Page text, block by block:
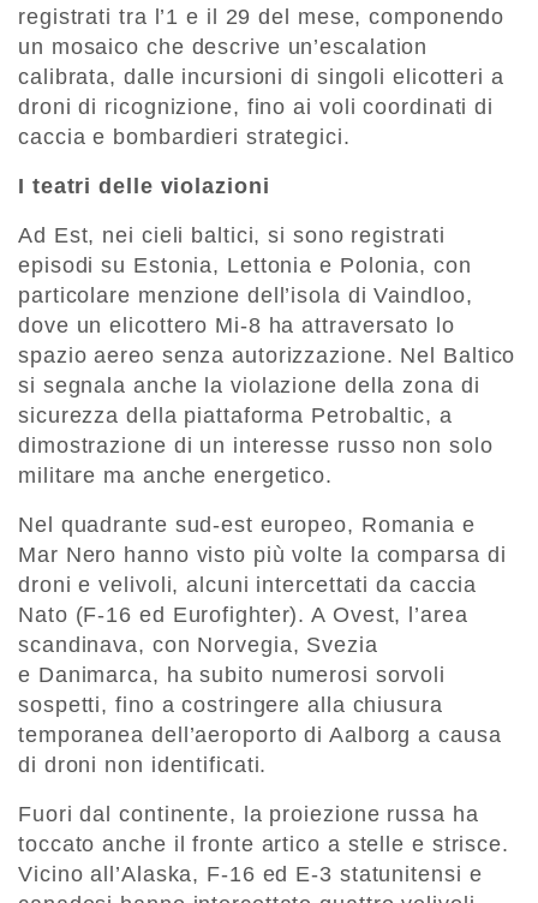
registrati tra l’1 e il 29 del mese, componendo
un mosaico che descrive un’escalation
calibrata, dalle incursioni di singoli elicotteri a
droni di ricognizione, fino ai voli coordinati di
caccia e bombardieri strategici.
I teatri delle violazioni
Ad Est, nei cieli baltici, si sono registrati
episodi su Estonia, Lettonia e Polonia, con
particolare menzione dell’isola di Vaindloo,
dove un elicottero Mi-8 ha attraversato lo
spazio aereo senza autorizzazione. Nel Baltico
si segnala anche la violazione della zona di
sicurezza della piattaforma Petrobaltic, a
dimostrazione di un interesse russo non solo
militare ma anche energetico.
Nel quadrante sud-est europeo, Romania e
Mar Nero hanno visto più volte la comparsa di
droni e velivoli, alcuni intercettati da caccia
Nato (F-16 ed Eurofighter). A Ovest, l’area
scandinava, con Norvegia, Svezia
e Danimarca, ha subito numerosi sorvoli
sospetti, fino a costringere alla chiusura
temporanea dell’aeroporto di Aalborg a causa
di droni non identificati.
Fuori dal continente, la proiezione russa ha
toccato anche il fronte artico a stelle e strisce.
Vicino all’Alaska, F-16 ed E-3 statunitensi e